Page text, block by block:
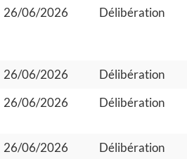
26/06/2026
Délibération
26/06/2026
Délibération
26/06/2026
Délibération
26/06/2026
Délibération